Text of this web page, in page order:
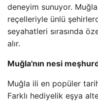
deneyim sunuyor.
reçelleriyle ünlü
seyahatleri sırasında
alır.
Muğla'nın nesi
Muğla ili en popüler
Farklı hediyelik eşya